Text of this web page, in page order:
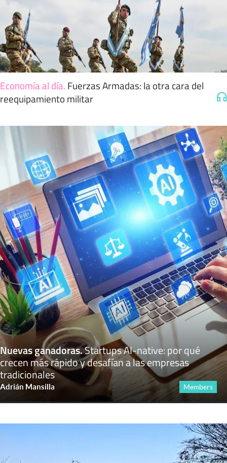
Economía al día. Fuerzas Armadas: la otra cara del
reequipamiento militar
Nuevas ganadoras.Startups AI-native: por qué
crecen más rápido y desafían a las empresas
tradicionales
Adrián Mansilla Members